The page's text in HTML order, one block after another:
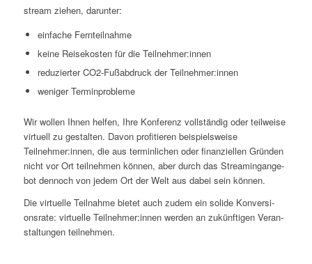
stream zie­hen, darunter:
ein­fa­che Fernteilnahme
kei­ne Rei­se­kos­ten für die Teilnehmer:innen
redu­zier­ter CO2-Fuß­ab­druck der Teilnehmer:innen
weni­ger Terminprobleme
Wir wol­len Ihnen hel­fen, Ihre Kon­fe­renz voll­stän­dig oder teil­wei­se
vir­tu­ell zu gestal­ten. Davon pro­fi­tie­ren bei­spiels­wei­se
Teilnehmer:innen, die aus ter­min­li­chen oder finan­zi­el­len Grün­den
nicht vor Ort teil­neh­men kön­nen, aber durch das Strea­ming­an­ge­
bot den­noch von jedem Ort der Welt aus dabei sein kön­nen.
Die vir­tu­el­le Teil­nah­me bie­tet auch zudem ein soli­de Kon­ver­si­
ons­ra­te: vir­tu­el­le Teilnehmer:innen wer­den an zukünf­ti­gen Ver­an­
stal­tun­gen teilnehmen.